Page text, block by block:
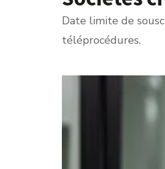
Date limite de
téléprocédures.